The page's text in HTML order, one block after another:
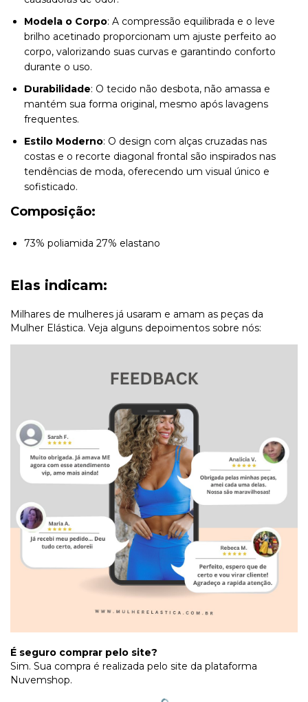
Modela o Corpo: A compressão equilibrada e o leve
brilho acetinado proporcionam um ajuste perfeito ao
corpo, valorizando suas curvas e garantindo conforto
durante o uso.
Durabilidade: O tecido não desbota, não amassa e
mantém sua forma original, mesmo após lavagens
frequentes.
Estilo Moderno: O design com alças cruzadas nas
costas e o recorte diagonal frontal são inspirados nas
tendências de moda, oferecendo um visual único e
sofisticado.
Composição:
73% poliamida 27% elastano
Elas indicam:
Milhares de mulheres já usaram e amam as peças da
Mulher Elástica. Veja alguns depoimentos sobre nós:
É seguro comprar pelo site?
Sim. Sua compra é realizada pelo site da plataforma
Nuvemshop.